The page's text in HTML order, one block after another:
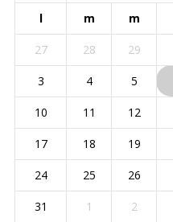
l m m
27 28 29
3 4 5
10 11 12
17 18 19
24 25 26
31 1 2